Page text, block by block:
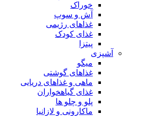
خوراک
آش و سوپ
غذاهای رژیمی
غذای کودک
پیتزا
آشپزی
میگو
غذاهای گوشتی
ماهی و غذاهای دریایی
غذای گیاهخواران
پلو و چلو ها
ماکارونی و لازانیا